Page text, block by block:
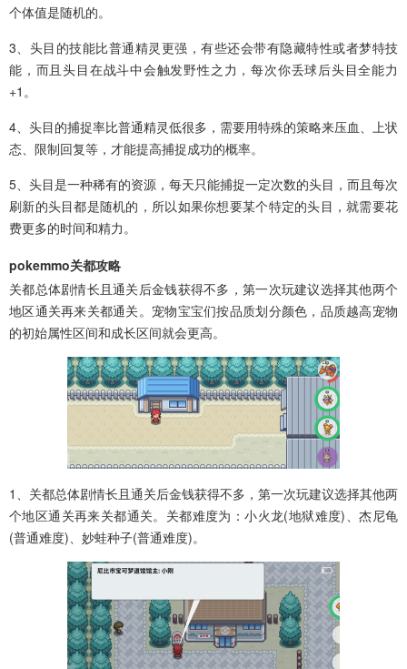
个体值是随机的。
3、头目的技能比普通精灵更强，有些还会带有隐藏特性或者梦特技
能，而且头目在战斗中会触发野性之力，每次你丢球后头目全能力
+1。
4、头目的捕捉率比普通精灵低很多，需要用特殊的策略来压血、上状
态、限制回复等，才能提高捕捉成功的概率。
5、头目是一种稀有的资源，每天只能捕捉一定次数的头目，而且每次
刷新的头目都是随机的，所以如果你想要某个特定的头目，就需要花
费更多的时间和精力。
pokemmo关都攻略
关都总体剧情长且通关后金钱获得不多，第一次玩建议选择其他两个
地区通关再来关都通关。宠物宝宝们按品质划分颜色，品质越高宠物
的初始属性区间和成长区间就会更高。
1、关都总体剧情长且通关后金钱获得不多，第一次玩建议选择其他两
个地区通关再来关都通关。关都难度为：小火龙(地狱难度)、杰尼龟
(普通难度)、妙蛙种子(普通难度)。